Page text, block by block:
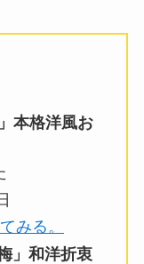
本格洋風お
みる。
」和洋折衷